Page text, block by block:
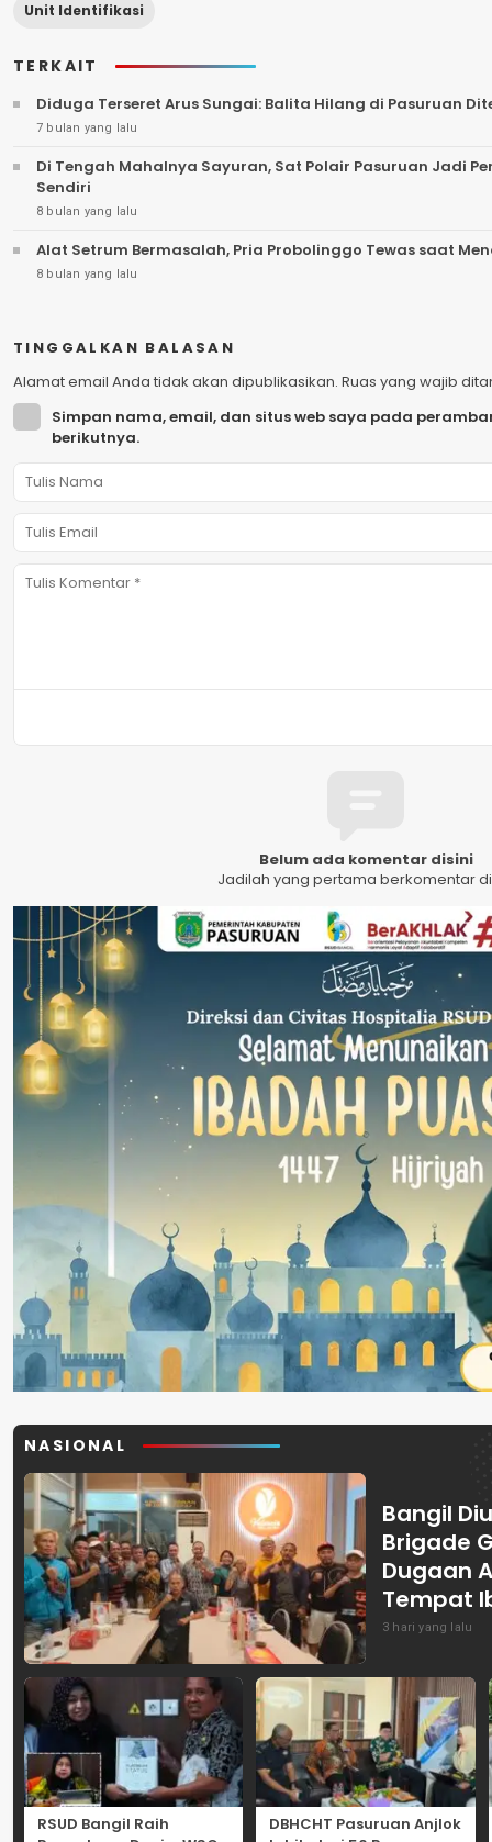
Unit Identifikasi
TERKAIT
Diduga Terseret Arus Sungai: Balita Hilang di Pasuruan
7 bulan yang lalu
Di Tengah Mahalnya Sayuran, Sat Polair Pasuruan Jadi
Sendiri
8 bulan yang lalu
Alat Setrum Bermasalah, Pria Probolinggo Tewas saat
8 bulan yang lalu
TINGGALKAN BALASAN
Alamat email Anda tidak akan dipublikasikan. Ruas yang wajib
Simpan nama, email, dan situs web saya pada
berikutnya.
Belum ada komentar disini
Jadilah yang pertama berkomentar
NASIONAL
Bangil
Brigade
Dugaan
Tempat
3 hari yang lalu
RSUD Bangil Raih
DBHCHT Pasuruan Anjlok